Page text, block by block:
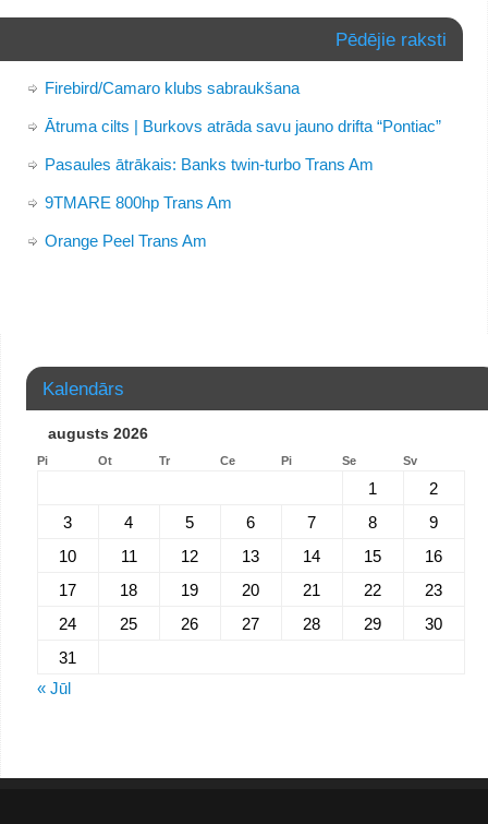
Pēdējie raksti
Firebird/Camaro klubs sabraukšana
Ātruma cilts | Burkovs atrāda savu jauno drifta “Pontiac”
Pasaules ātrākais: Banks twin-turbo Trans Am
9TMARE 800hp Trans Am
Orange Peel Trans Am
Kalendārs
augusts 2026
Pi Ot Tr Ce Pi Se Sv
1
2
3
4 5 6 7 8
9
10
11 12 13 14 15
16
17
18 19 20 21 22
23
24
25 26 27 28 29
30
31
« Jūl